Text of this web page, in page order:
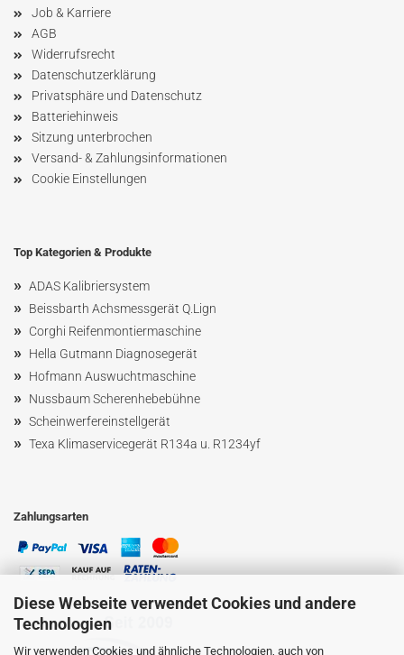
Diese Webseite verwendet Cookies und andere
Technologien
Wir verwenden Cookies und ähnliche Technologien, auch von
Job & Karriere
AGB
Widerrufsrecht
Datenschutzerklärung
Privatsphäre und Datenschutz
Batteriehinweis
Sitzung unterbrochen
Versand- & Zahlungsinformationen
Cookie Einstellungen
Top Kategorien & Produkte
» ADAS Kalibriersystem
» Beissbarth Achsmessgerät Q.Lign
» Corghi Reifenmontiermaschine
» Hella Gutmann Diagnosegerät
» Hofmann Auswuchtmaschine
» NussbaumScherenhebebühne
» Scheinwerfereinstellgerät
» Texa Klimaservicegerät R134a u. R1234yf
Zahlungsarten